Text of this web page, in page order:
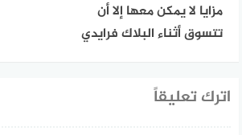
مزايا لا يمكن معها إلا أن
تتسوق أثناء البلاك فرايدي
اترك تعليقاً